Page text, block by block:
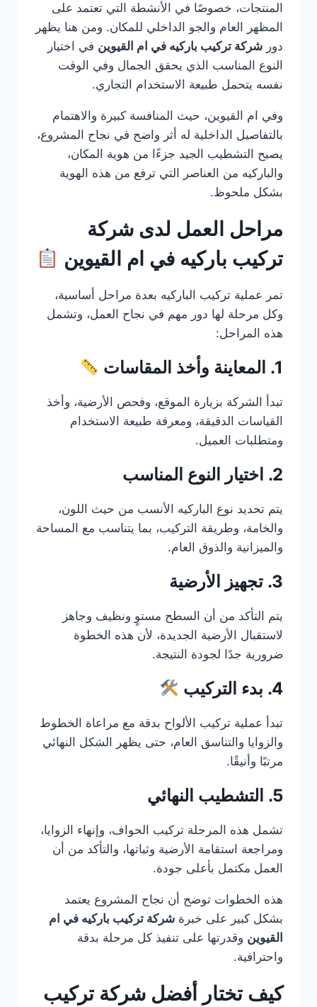
المنتجات، خصوصًا في الأنشطة التي تعتمد على
المظهر العام والجو الداخلي للمكان. ومن هنا يظهر
دور شركة تركيب باركيه في ام القيوين في اختيار
النوع المناسب الذي يحقق الجمال وفي الوقت
نفسه يتحمل طبيعة الاستخدام التجاري.
وفي ام القيوين، حيث المنافسة كبيرة والاهتمام
بالتفاصيل الداخلية له أثر واضح في نجاح المشروع،
يصبح التشطيب الجيد جزءًا من هوية المكان،
والباركيه من العناصر التي ترفع من هذه الهوية
بشكل ملحوظ.
مراحل العمل لدى شركة
تركيب باركيه في ام القيوين
تمر عملية تركيب الباركيه بعدة مراحل أساسية،
وكل مرحلة لها دور مهم في نجاح العمل، وتشمل
هذه المراحل:
1. المعاينة وأخذ المقاسات
تبدأ الشركة بزيارة الموقع، وفحص الأرضية، وأخذ
القياسات الدقيقة، ومعرفة طبيعة الاستخدام
ومتطلبات العميل.
2. اختيار النوع المناسب
يتم تحديد نوع الباركيه الأنسب من حيث اللون،
والخامة، وطريقة التركيب، بما يتناسب مع المساحة
والميزانية والذوق العام.
3. تجهيز الأرضية
يتم التأكد من أن السطح مستوٍ ونظيف وجاهز
لاستقبال الأرضية الجديدة، لأن هذه الخطوة
ضرورية جدًا لجودة النتيجة.
4. بدء التركيب
تبدأ عملية تركيب الألواح بدقة مع مراعاة الخطوط
والزوايا والتناسق العام، حتى يظهر الشكل النهائي
مرتبًا وأنيقًا.
5. التشطيب النهائي
تشمل هذه المرحلة تركيب الحواف، وإنهاء الزوايا،
ومراجعة استقامة الأرضية وثباتها، والتأكد من أن
العمل مكتمل بأعلى جودة.
هذه الخطوات توضح أن نجاح المشروع يعتمد
بشكل كبير على خبرة شركة تركيب باركيه في ام
القيوين وقدرتها على تنفيذ كل مرحلة بدقة
واحترافية.
كيف تختار أفضل شركة تركيب